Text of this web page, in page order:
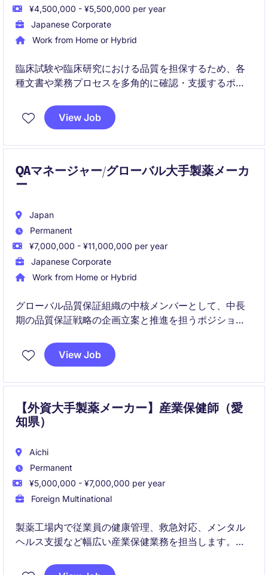
¥4,500,000 - ¥5,500,000 per year
Japanese Corporate
Work from Home or Hybrid
臨床試験や臨床研究における品質を担保するため、各
種文書や業務プロセスを多角的に確認・支援するポジ
品質管理の専門性を活かしながら、プロジェクト全体
View Job
QAマネージャー/グローバル大手製薬メーカ
ー
Japan
Permanent
¥7,000,000 - ¥11,000,000 per year
Japanese Corporate
Work from Home or Hybrid
グローバル品質保証組織の中核メンバーとして、中長
期の品質保証戦略の企画立案と推進を担うポジション
質保証体制を強化していく役割を担います。
View Job
【外資大手製薬メーカー】産業保健師（愛
知県）
Aichi
Permanent
¥5,000,000 - ¥7,000,000 per year
Foreign Multinational
製薬工場内で従業員の健康管理、救急対応、メンタル
ヘルス支援など幅広い産業保健業務を担当します。チ
康をサポートする役割です。